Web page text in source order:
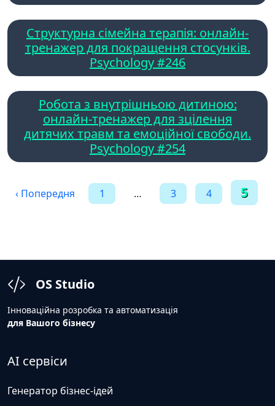
Структурна сімейна терапія: онлайн-
тренажер для покращення стосунків.
Psychology #246
Робота з внутрішньою дитиною:
онлайн-тренажер для зцілення
дитячих травм та емоційної свободи.
Psychology #254
Пагінація
записів
‹ Попередня 1 … 3 4 5
OS Studio
Інноваційна розробка та автоматизація
для Вашого бізнесу
AI сервіси
Генератор бізнес-ідей